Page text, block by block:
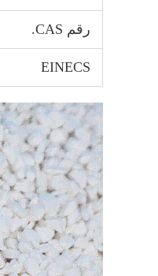
رقم CAS.
EINECS